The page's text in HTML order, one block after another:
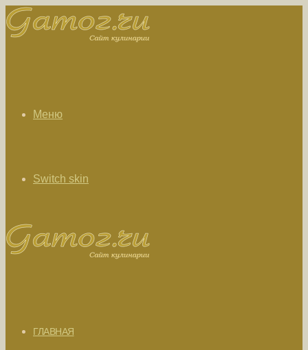
Меню
Switch skin
ГЛАВНАЯ